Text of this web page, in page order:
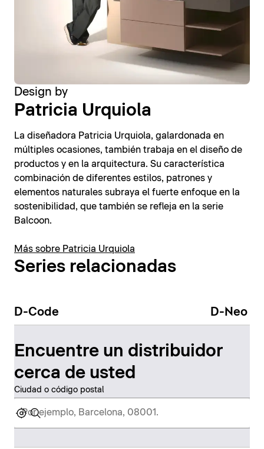
Design by
Patricia Urquiola
La diseñadora Patricia Urquiola, galardonada en
múltiples ocasiones, también trabaja en el diseño de
productos y en la arquitectura. Su característica
combinación de diferentes estilos, patrones y
elementos naturales subraya el fuerte enfoque en la
sostenibilidad, que también se refleja en la serie
Balcoon.
Más sobre Patricia Urquiola
Series relacionadas
D-Code D-Neo
Encuentre un distribuidor
cerca de usted
Ciudad o código postal